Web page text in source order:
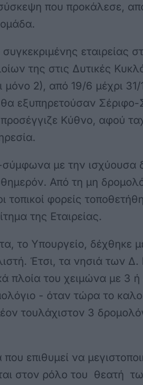
που προκάλεσε,
εταιρείας
της στις Δυτικές
2), από 19/6 μέχρι 31/
εξυπηρετούσαν Σέριφο-
Κύθνο, αφού
με την ισχύουσα
Από τη μη
τοπικοί φορείς
της Εταιρείας.
το Υπουργείο, δέχθηκε
Έτσι, τα νησιά των
πλοία του χειμώνα με 3
- όταν τώρα το
τουλάχιστον 3
επιθυμεί να
στον ρόλο του θεατή